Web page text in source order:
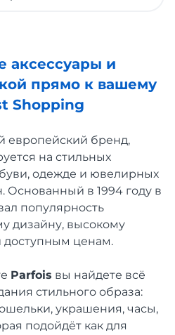
аксессуары и
прямо к вашему
Shopping
европейский бренд,
на стильных
одежде и ювелирных
Основанный в 1994 году в
популярность
дизайну, высокому
доступным ценам.
Parfois вы найдете всё
стильного образа:
украшения, часы,
подойдёт как для